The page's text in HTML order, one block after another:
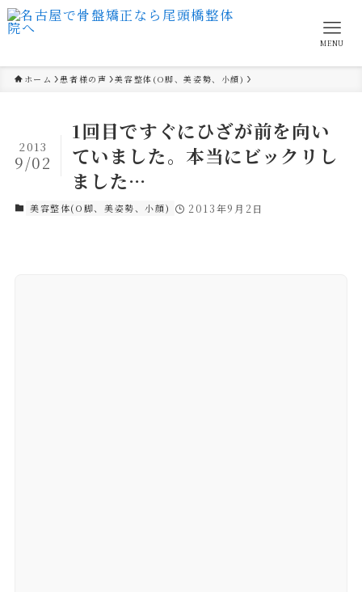
MENU
ホーム 患者様の声 美容整体(O脚、美姿勢、小顔)
1回目ですぐにひざが前を向い
ていました。本当にビックリし
ました…
2013
9/02
美容整体(O脚、美姿勢、小顔) 2013年9月2日